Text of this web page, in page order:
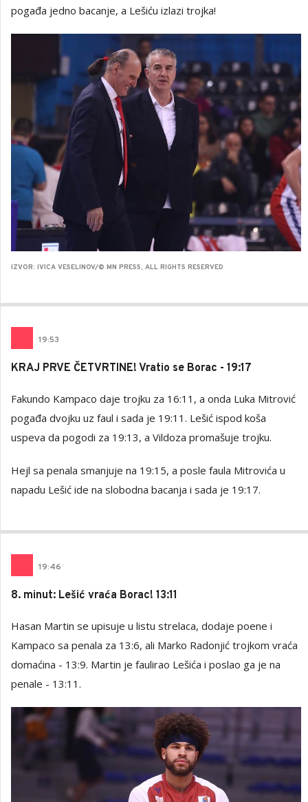
pogađa jedno bacanje, a Lešiću izlazi trojka!
IZVOR: IVICA VESELINOV/© MN PRESS, ALL RIGHTS RESERVED
19:53
KRAJ PRVE ČETVRTINE! Vratio se Borac - 19:17
Fakundo Kampaco daje trojku za 16:11, a onda Luka Mitrović
pogađa dvojku uz faul i sada je 19:11. Lešić ispod koša
uspeva da pogodi za 19:13, a Vildoza promašuje trojku.
Hejl sa penala smanjuje na 19:15, a posle faula Mitrovića u
napadu Lešić ide na slobodna bacanja i sada je 19:17.
19:46
8. minut: Lešić vraća Borac! 13:11
Hasan Martin se upisuje u listu strelaca, dodaje poene i
Kampaco sa penala za 13:6, ali Marko Radonjić trojkom vraća
domaćina - 13:9. Martin je faulirao Lešića i poslao ga je na
penale - 13:11.